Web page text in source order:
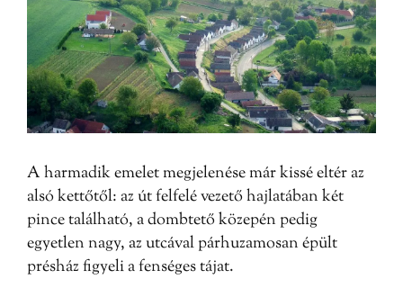
A harmadik emelet megjelenése már kissé eltér az
alsó kettőtől: az út felfelé vezető hajlatában két
pince található, a dombtető közepén pedig
egyetlen nagy, az utcával párhuzamosan épült
présház figyeli a fenséges tájat.